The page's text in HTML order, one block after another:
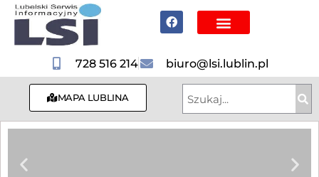
728 516 214 biuro@lsi.lublin.pl
MAPA LUBLINA